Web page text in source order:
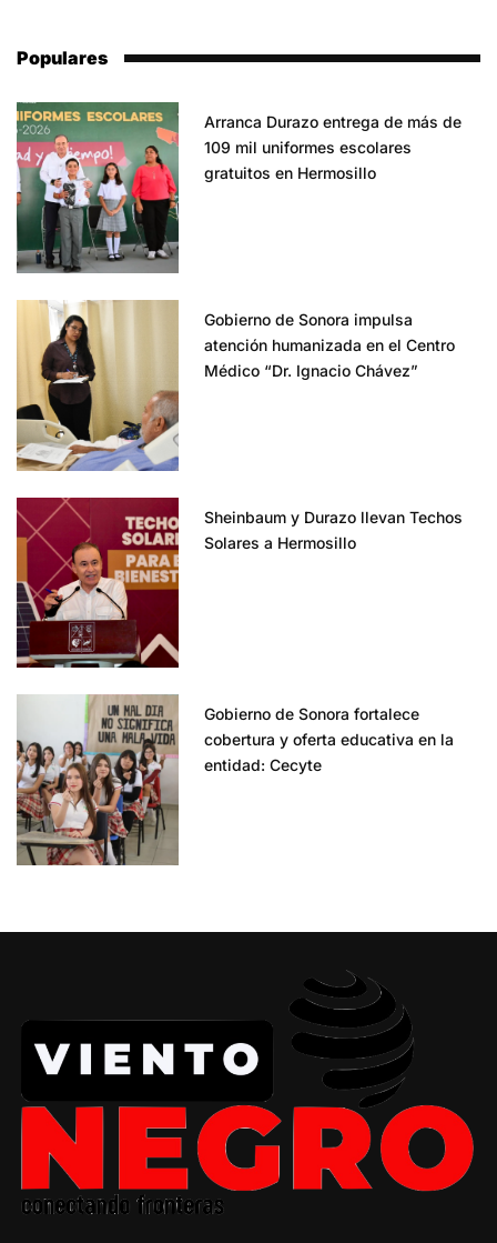
Populares
Arranca Durazo entrega de más de
109 mil uniformes escolares
gratuitos en Hermosillo
Gobierno de Sonora impulsa
atención humanizada en el Centro
Médico “Dr. Ignacio Chávez”
Sheinbaum y Durazo llevan Techos
Solares a Hermosillo
Gobierno de Sonora fortalece
cobertura y oferta educativa en la
entidad: Cecyte